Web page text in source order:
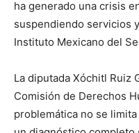
ha generado una crisis
suspendiendo servicios
Instituto Mexicano del
La diputada Xóchitl Ruiz
Comisión de Derechos
problemática no se